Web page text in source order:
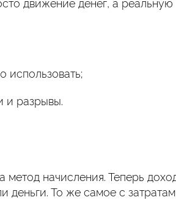
использовать;
и разрывы.
начисления. Теперь
деньги. То же самое с